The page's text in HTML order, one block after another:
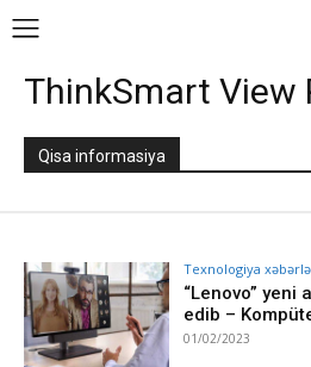
ThinkSmart View
Qisa informasiya
Texnologiya
“Lenovo” yeni
edib –
01/02/2023